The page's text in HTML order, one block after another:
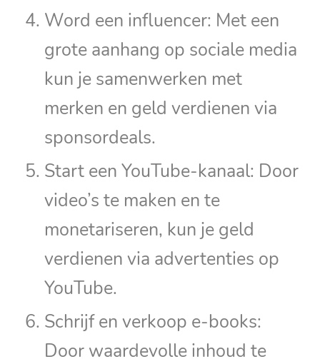
Word een influencer: Met een
grote aanhang op sociale media
kun je samenwerken met
merken en geld verdienen via
sponsordeals.
Start een YouTube-kanaal: Door
video’s te maken en te
monetariseren, kun je geld
verdienen via advertenties op
YouTube.
Schrijf en verkoop e-books:
Door waardevolle inhoud te